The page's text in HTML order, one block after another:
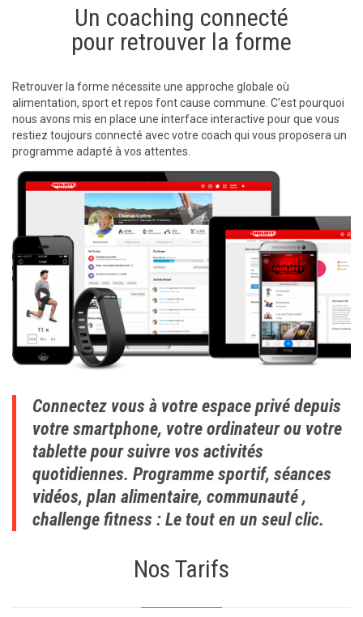
Un coaching connecté
pour retrouver la forme
Retrouver la forme nécessite une approche globale où
alimentation, sport et repos font cause commune. C’est pourquoi
nous avons mis en place une interface interactive pour que vous
restiez toujours connecté avec votre coach qui vous proposera un
programme adapté à vos attentes.
Connectez vous à votre espace privé depuis
votre smartphone, votre ordinateur ou votre
tablette pour suivre vos activités
quotidiennes. Programme sportif, séances
vidéos, plan alimentaire, communauté ,
challenge fitness : Le tout en un seul clic.
Nos Tarifs